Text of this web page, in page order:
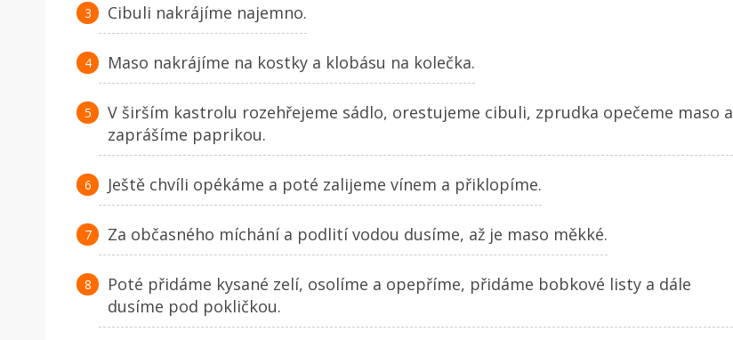
Cibuli nakrájíme najemno.
Maso nakrájíme na kostky a klobásu na kolečka.
V širším kastrolu rozehřejeme sádlo, orestujeme cibuli, zprudka opečeme maso a
zaprášíme paprikou.
Ještě chvíli opékáme a poté zalijeme vínem a přiklopíme.
Za občasného míchání a podlití vodou dusíme, až je maso měkké.
Poté přidáme kysané zelí, osolíme a opepříme, přidáme bobkové listy a dále
dusíme pod pokličkou.